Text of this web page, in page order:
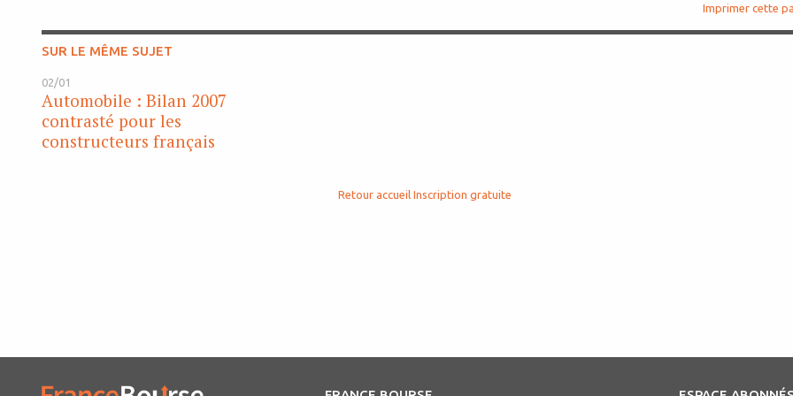
Imprimer cette
SUR LE MÊME SUJET
02/01
Automobile : Bilan 2007
contrasté pour les
constructeurs français
Retour accueil Inscription gratuite